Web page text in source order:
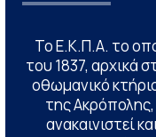
Το Ε.Κ.Π.Α. το
του 1837, αρχικά
οθωμανικό
της Ακρόπολης,
ανακαινιστεί